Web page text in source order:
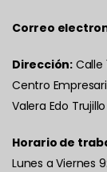
Correo
Dirección: Calle
Centro
Valera Edo Trujillo
Horario de
Lunes a Viernes